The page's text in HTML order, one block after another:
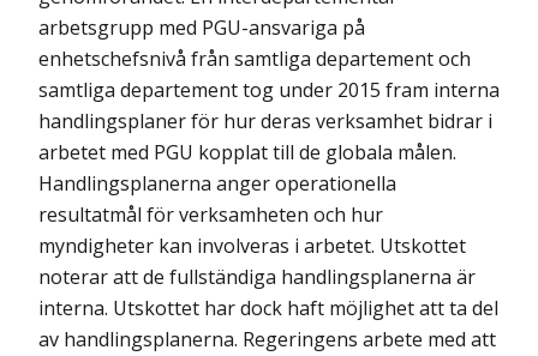
arbetsgrupp med PGU-ansvariga på
enhetschefsnivå från samtliga departement och
samtliga departement tog under 2015 fram interna
handlingsplaner för hur deras verksamhet bidrar i
arbetet med PGU kopplat till de globala målen.
Handlingsplanerna anger operationella
resultatmål för verksamheten och hur
myndigheter kan involveras i arbetet. Utskottet
noterar att de fullständiga handlingsplanerna är
interna. Utskottet har dock haft möjlighet att ta del
av handlingsplanerna. Regeringens arbete med att